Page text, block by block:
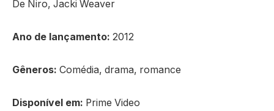
De Niro, Jacki Weaver
Ano de lançamento: 2012
Gêneros: Comédia, drama, romance
Disponível em: Prime Video